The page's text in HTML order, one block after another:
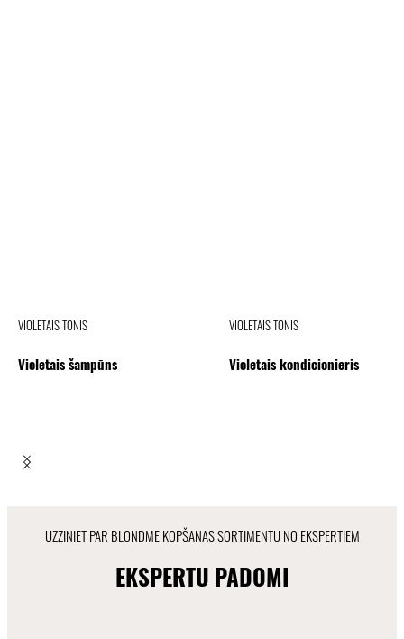
VIOLETAIS TONIS
Violetais šampūns
VIOLETAIS TONIS
Violetais kondicionieris
UZZINIET PAR BLONDME KOPŠANAS SORTIMENTU NO EKSPERTIEM
EKSPERTU PADOMI